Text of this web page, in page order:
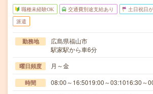
職種未経験OK 交通費別途支給あり 土日祝日
派遣
勤務地
広島県福山市
駅家駅から車6分
曜日頻度 月～金
時間 08:00～16:5019:00～03:1016:30～